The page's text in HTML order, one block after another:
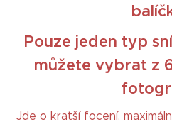
Pouze jeden typ
můžete vybrat z
Jde o kratší focení,